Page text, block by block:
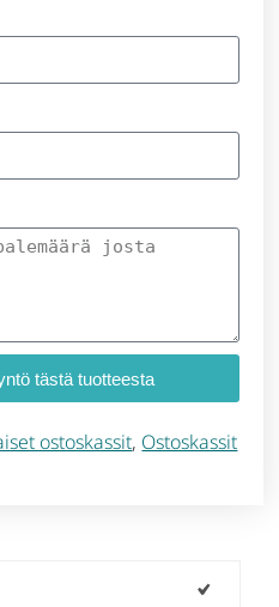
tästä tuotteesta
ostoskassit, Ostoskassit